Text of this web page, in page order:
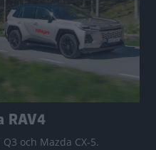
RAV4
och Mazda CX-5.